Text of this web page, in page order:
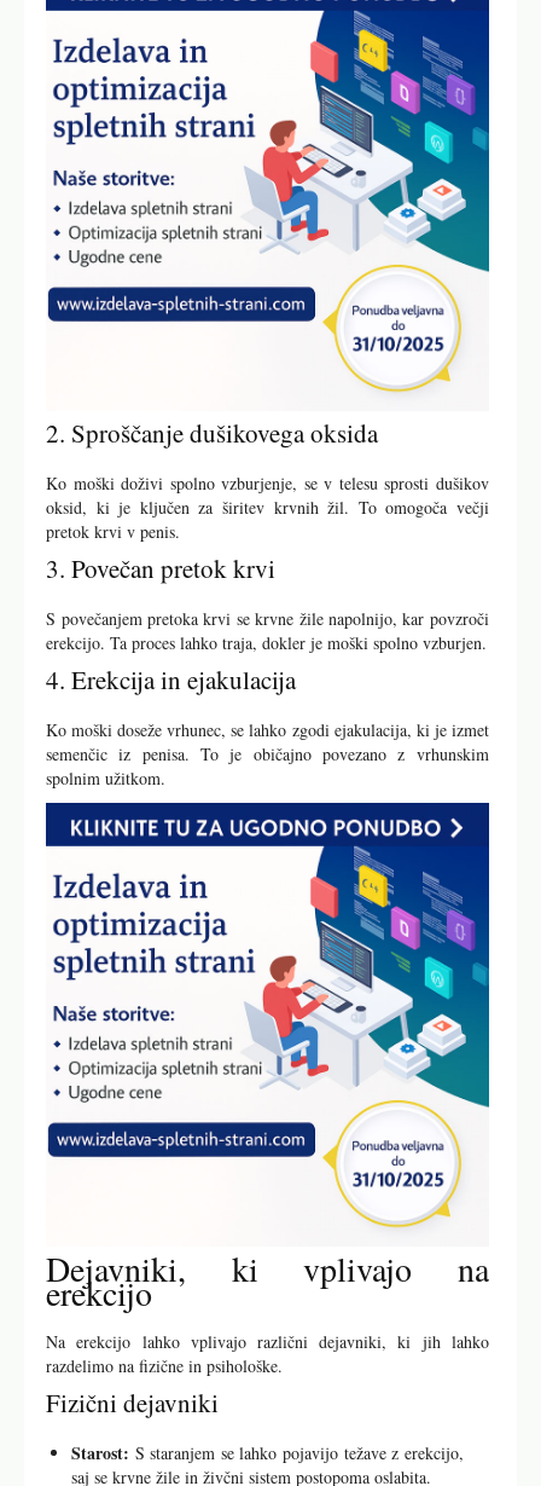
2. Sproščanje dušikovega oksida
Ko moški doživi spolno vzburjenje, se v telesu sprosti dušikov
oksid, ki je ključen za širitev krvnih žil. To omogoča večji
pretok krvi v penis.
3. Povečan pretok krvi
S povečanjem pretoka krvi se krvne žile napolnijo, kar povzroči
erekcijo. Ta proces lahko traja, dokler je moški spolno vzburjen.
4. Erekcija in ejakulacija
Ko moški doseže vrhunec, se lahko zgodi ejakulacija, ki je izmet
semenčic iz penisa. To je običajno povezano z vrhunskim
spolnim užitkom.
Dejavniki, ki vplivajo na
erekcijo
Na erekcijo lahko vplivajo različni dejavniki, ki jih lahko
razdelimo na fizične in psihološke.
Fizični dejavniki
Starost: S staranjem se lahko pojavijo težave z erekcijo,
saj se krvne žile in živčni sistem postopoma oslabita.